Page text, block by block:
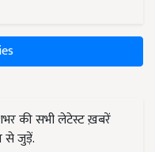
की सभी लेटेस्ट ख़बरें
से जुड़ें.